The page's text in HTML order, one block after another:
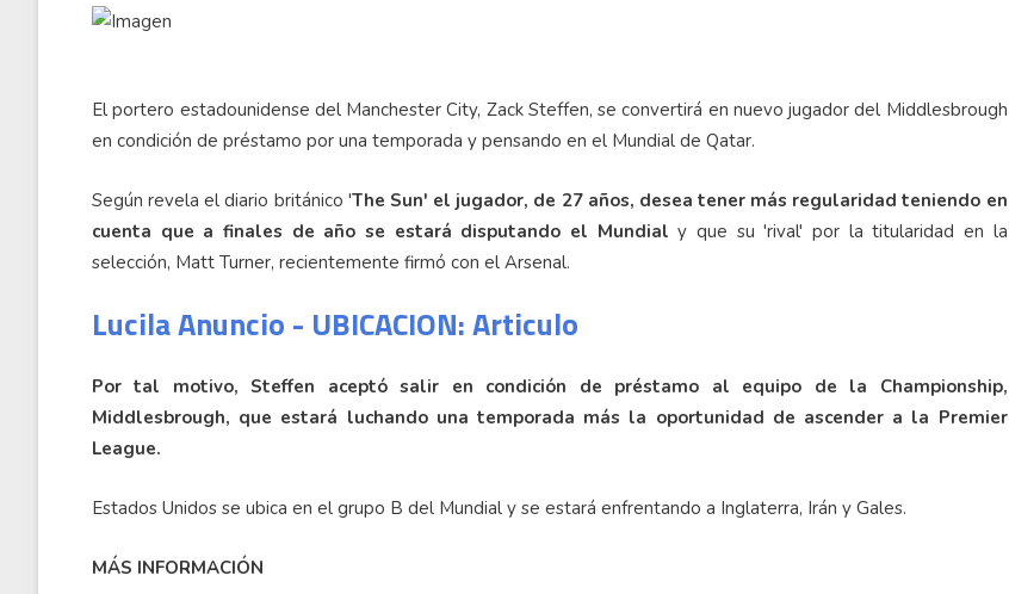
El portero estadounidense del Manchester City, Zack Steffen, se convertirá en nuevo jugador del Middlesbrough
en condición de préstamo por una temporada y pensando en el Mundial de Qatar.
Según revela el diario británico 'The Sun' el jugador, de 27 años, desea tener más regularidad teniendo en
cuenta que a finales de año se estará disputando el Mundial y que su 'rival' por la titularidad en la
selección, Matt Turner, recientemente firmó con el Arsenal.
Lucila Anuncio - UBICACION: Articulo
Por tal motivo, Steffen aceptó salir en condición de préstamo al equipo de la Championship,
Middlesbrough, que estará luchando una temporada más la oportunidad de ascender a la Premier
League.
Estados Unidos se ubica en el grupo B del Mundial y se estará enfrentando a Inglaterra, Irán y Gales.
MÁS INFORMACIÓN